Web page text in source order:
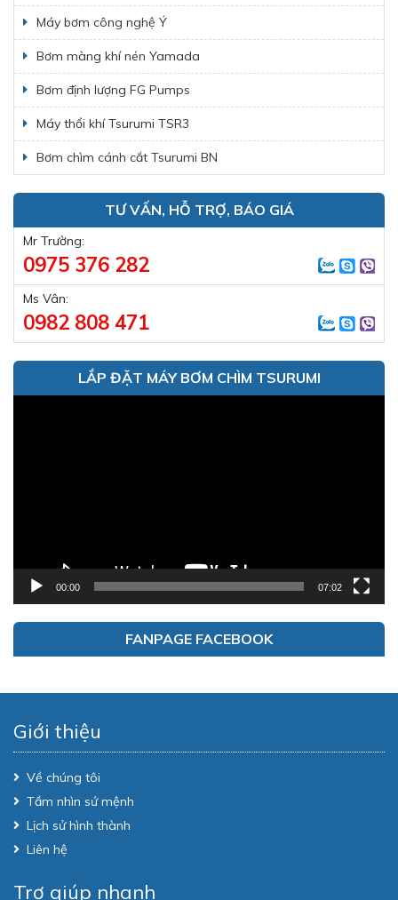
Máy bơm công nghệ Ý
Bơm màng khí nén Yamada
Bơm định lượng FG Pumps
Máy thổi khí Tsurumi TSR3
Bơm chìm cánh cắt Tsurumi BN
TƯ VẤN, HỖ TRỢ, BÁO GIÁ
Mr Trường:
0975 376 282
Ms Vân:
0982 808 471
LẮP ĐẶT MÁY BƠM CHÌM TSURUMI
00:00 07:02
FANPAGE FACEBOOK
Giới thiệu
Về chúng tôi
Tầm nhìn sứ mệnh
Lịch sử hình thành
Liên hệ
Trợ giúp nhanh